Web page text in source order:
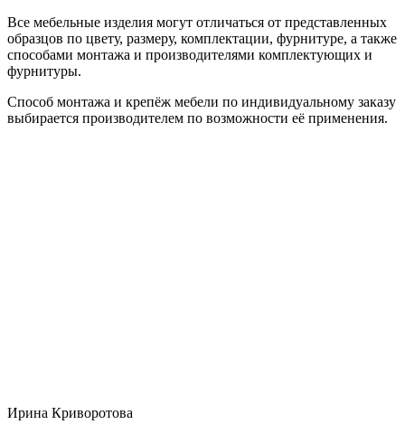
Все мебельные изделия могут отличаться от представленных
образцов по цвету, размеру, комплектации, фурнитуре, а также
способами монтажа и производителями комплектующих и
фурнитуры.
Способ монтажа и крепёж мебели по индивидуальному заказу
выбирается производителем по возможности её применения.
Ирина Криворотова